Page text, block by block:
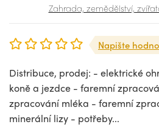
Zahrada, zemědělství,
Napište
Distribuce, prodej: - elektrické
koně a jezdce - faremní
zpracování mléka - faremní
minerální lizy - potřeby...